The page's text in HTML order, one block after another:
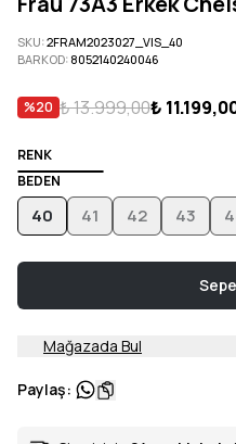
SKU:2FRAM2023027_VIS_40
BARKOD: 8052140240046
%20 ₺ 13.999,00₺
RENK
BEDEN
40 41 42 43
Mağazada Bul
Paylaş: